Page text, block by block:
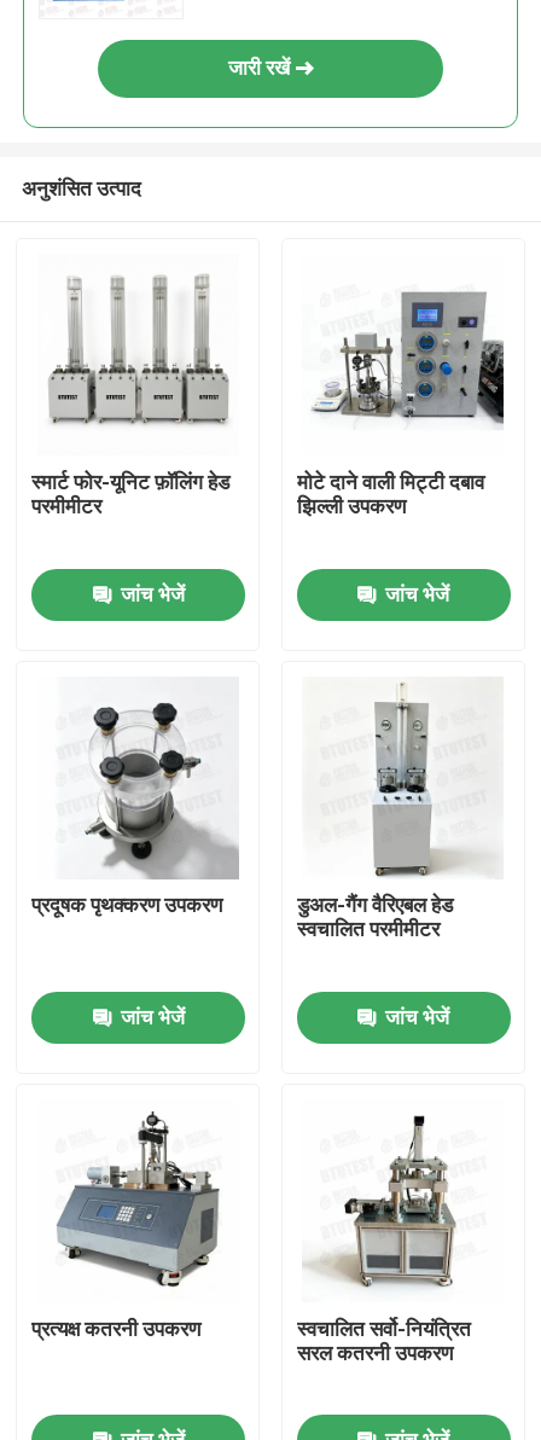
हमारे बारे में
गुणवत्ता नियंत्रण
हमसे संपर्क करें
एक बोली का अनुरोध
यूनिवर्सल टेस्टिंग मशीन
कंक्रीट परीक्षण मशीन
जारी रखें
अनुशंसित उत्पाद
स्मार्ट फोर-यूनिट फ़ॉलिंग हेड
परमीमीटर
जांच भेजें
मोटे दाने वाली मिट्टी दबाव
झिल्ली उपकरण
जांच भेजें
प्रदूषक पृथक्करण उपकरण
जांच भेजें
डुअल-गैंग वैरिएबल हेड
स्वचालित परमीमीटर
जांच भेजें
प्रत्यक्ष कतरनी उपकरण
स्वचालित सर्वो-नियंत्रित
सरल कतरनी उपकरण